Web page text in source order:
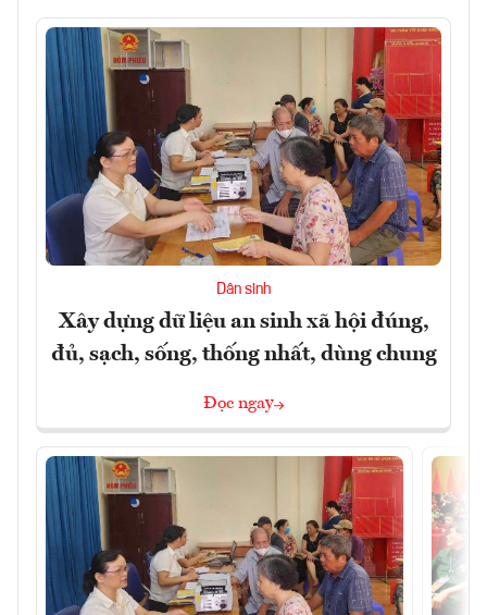
Dân sinh
Xây dựng dữ liệu an sinh xã hội đúng,
đủ, sạch, sống, thống nhất, dùng chung
Đọc ngay